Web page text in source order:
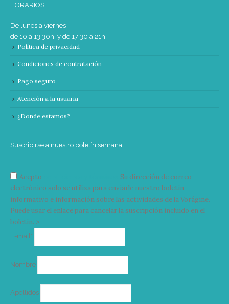
HORARIOS
De lunes a viernes
de 10 a 13:30h. y de 17:30 a 21h.
Política de privacidad
Condiciones de contratación
Pago seguro
Atención a la usuaria
¿Donde estamos?
Suscribirse a nuestro boletín semanal
Acepto
Su dirección de correo
electrónico solo se utiliza para enviarle nuestro boletín
informativo e información sobre las actividades de la Vorágine.
Puede usar el enlace para cancelar la suscripción incluido en el
boletín. >
E-mail*
Nombre
Apellidos